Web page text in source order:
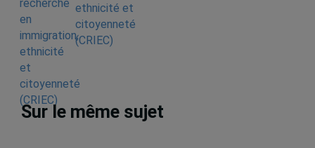
ethnicité et
citoyenneté
(CRIEC)
Sur le même sujet